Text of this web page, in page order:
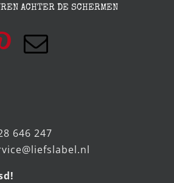
ACHTER DE SCHERMEN
646 247